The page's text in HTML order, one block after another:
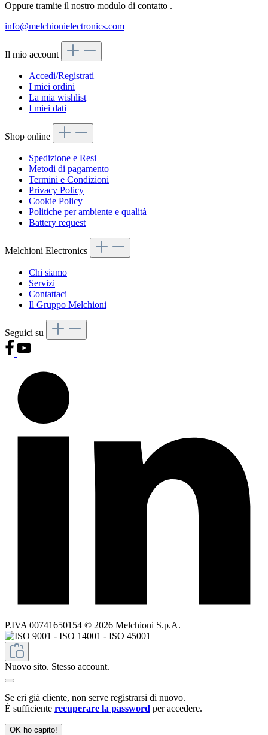
Oppure tramite il nostro modulo di contatto .
info@melchionielectronics.com
Il mio account
Accedi/Registrati
I miei ordini
La mia wishlist
I miei dati
Shop online
Spedizione e Resi
Metodi di pagamento
Termini e Condizioni
Privacy Policy
Cookie Policy
Politiche per ambiente e qualità
Battery request
Melchioni Electronics
Chi siamo
Servizi
Contattaci
Il Gruppo Melchioni
Seguici su
P.IVA 00741650154 © 2026 Melchioni S.p.A.
Nuovo sito. Stesso account.
Se eri già cliente, non serve registrarsi di nuovo.
È sufficiente recuperare la password per accedere.
OK ho capito!